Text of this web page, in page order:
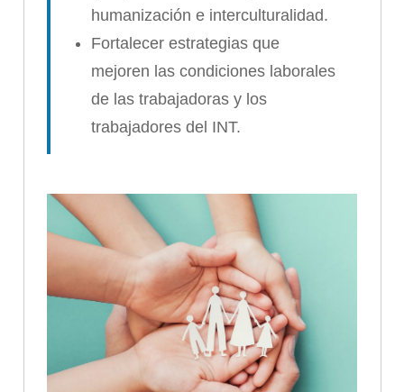
humanización e interculturalidad.
Fortalecer estrategias que
mejoren las condiciones laborales
de las trabajadoras y los
trabajadores del INT.